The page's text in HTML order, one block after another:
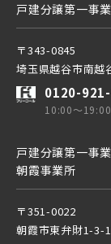
戸建分譲第一事
〒343-0845
埼玉県越谷市南越
0120-
10:00～19:00
戸建分譲第一事
朝霞事業所
〒351-0022
朝霞市東弁財1-3-